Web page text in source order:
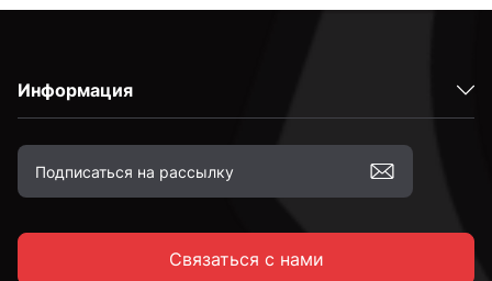
Оцинкованные
Желтый цинк
Информация
Связаться с нами